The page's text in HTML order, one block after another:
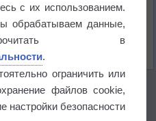
Метеосистемы
с их использованием.
обрабатываем данные,
в
.
ограничить или
файлов cookie,
настройки безопасности